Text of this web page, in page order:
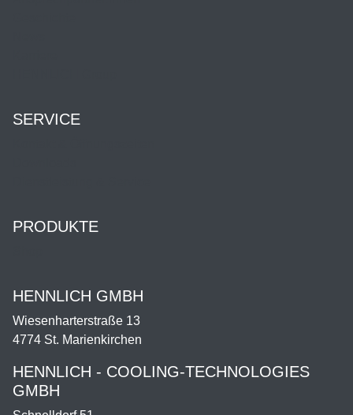
SERVICE
PRODUKTE
HENNLICH GMBH
Wiesenharterstraße 13
4774 St. Marienkirchen
HENNLICH - COOLING-TECHNOLOGIES
GMBH